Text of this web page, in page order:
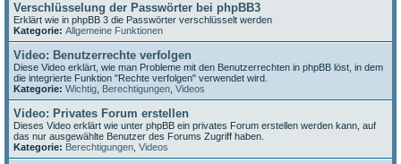
Verschlüsselung der Passwörter bei phpBB3
Erklärt wie in phpBB 3 die Passwörter verschlüsselt werden
Kategorie: Allgemeine Funktionen
Video: Benutzerrechte verfolgen
Diese Video erklärt, wie man Probleme mit den Benutzerrechten in phpBB löst, in dem
die integrierte Funktion "Rechte verfolgen" verwendet wird.
Kategorie: Wichtig Berechtigungen Videos
Video: Privates Forum erstellen
Dieses Video erklärt wie unter phpBB ein privates Forum erstellen werden kann, auf
das nur ausgewählte Benutzer des Forums Zugriff haben.
Kategorie: Berechtigungen Videos